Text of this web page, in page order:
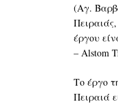
(Αγ.
έργου
– Alstom
Το έργο
Πειραιά